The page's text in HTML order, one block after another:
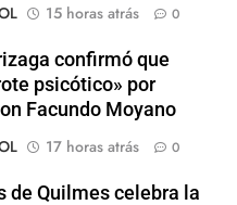
15 horas atrás 0
confirmó que
psicótico» por
Facundo Moyano
17 horas atrás 0
de Quilmes celebra la